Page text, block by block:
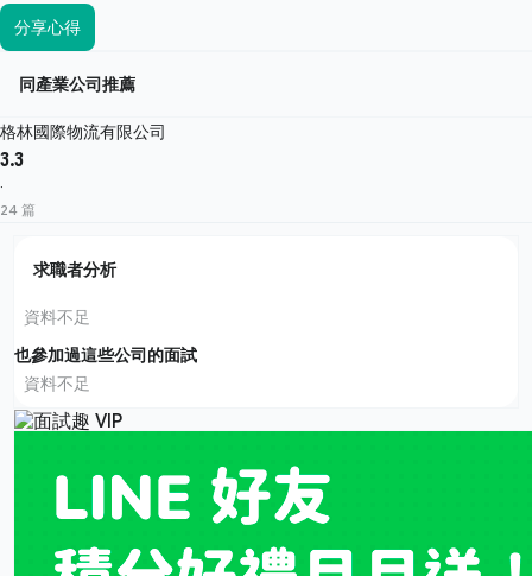
分享心得
同產業公司推薦
格林國際物流有限公司
3.3
·
24 篇
求職者分析
資料不足
也參加過這些公司的面試
資料不足